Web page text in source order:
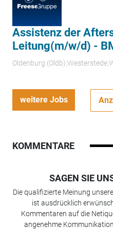
Assistenz der
Leitung(m/w/d) -
Oldenburg
weitere Jobs
KOMMENTARE
SAGEN SIE
Die qualifizierte Meinung
ist ausdrücklich
Kommentaren auf die
angenehme